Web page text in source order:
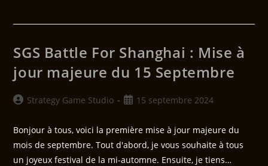
SGS Battle For Shanghai : Mise à
jour majeure du 15 Septembre
Strategy Game Studio 15 septembre 2024
Bonjour à tous, voici la première mise à jour majeure du
mois de septembre. Tout d'abord, je vous souhaite à tous
un joyeux festival de la mi-automne. Ensuite, je tiens…